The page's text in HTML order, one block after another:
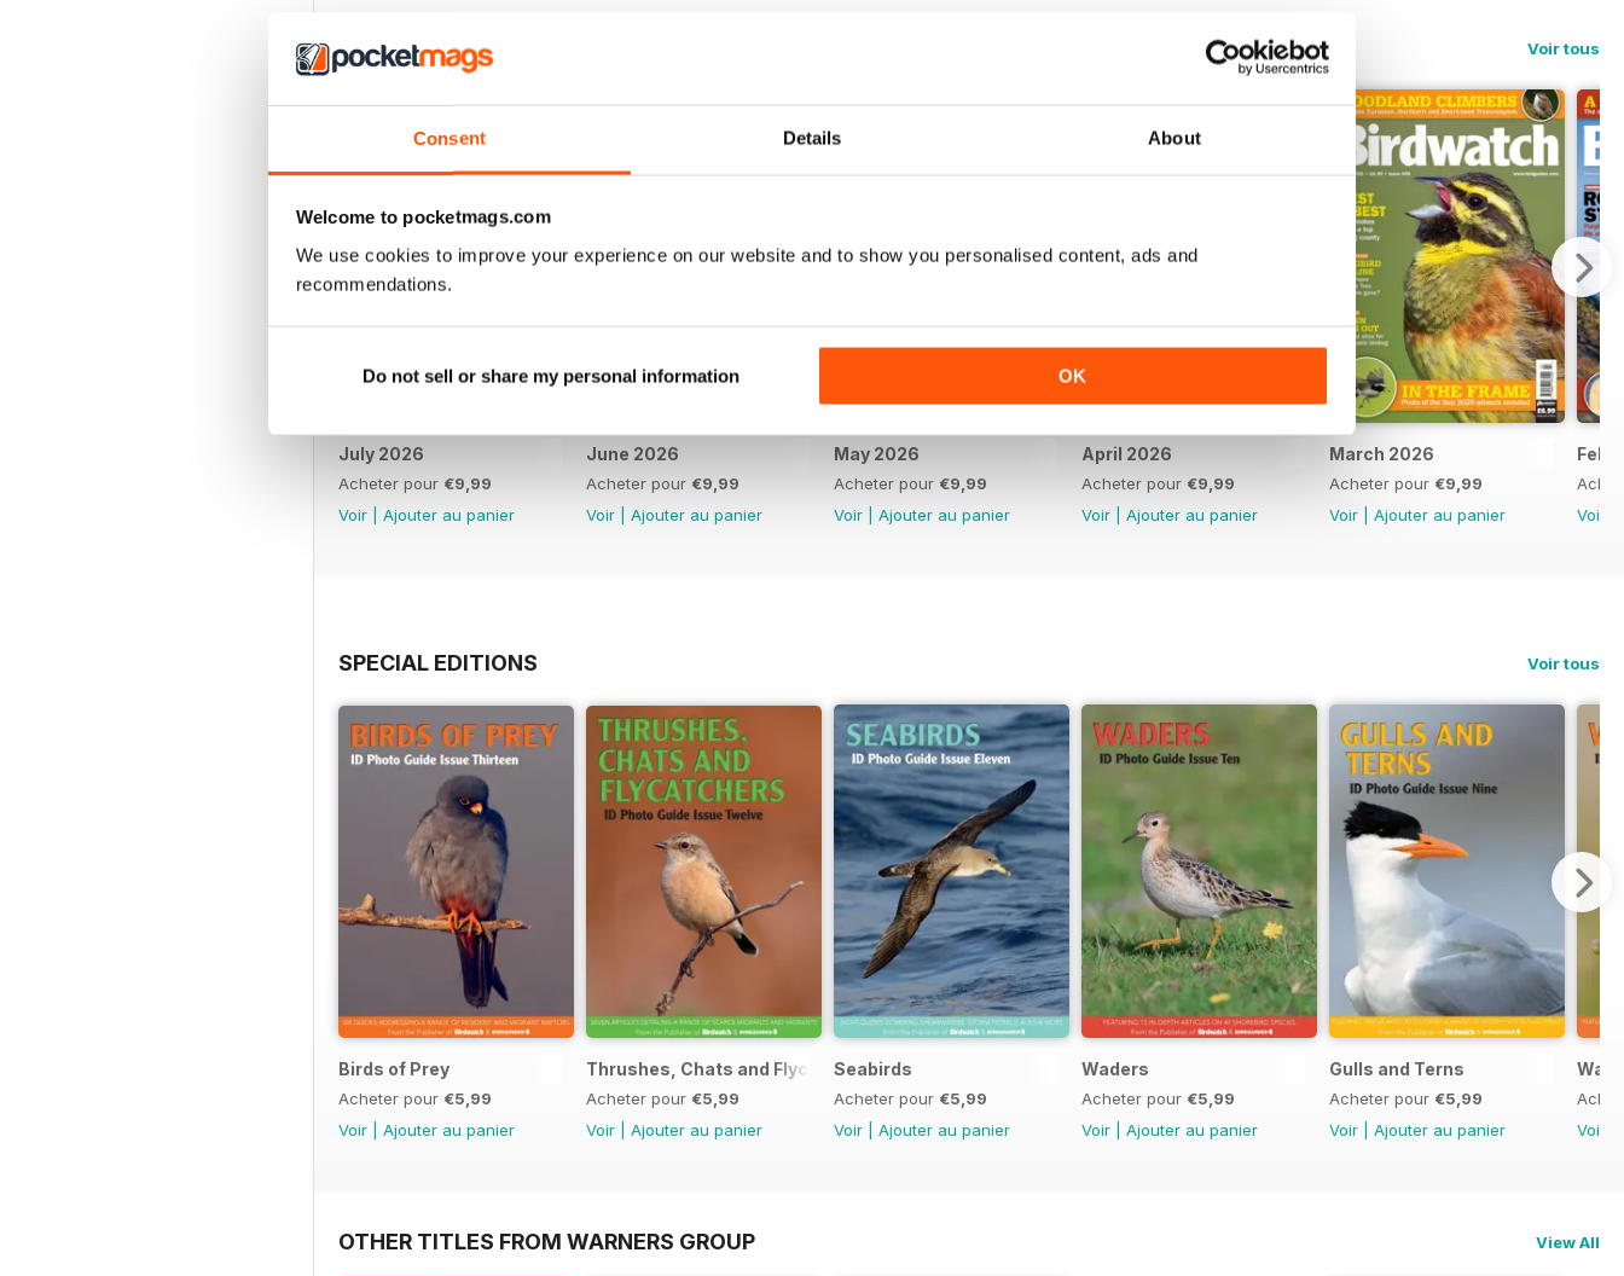
Consent Details About
Welcome to pocketmags.com
We use cookies to improve your experience on our website and to show you personalised content, ads and
recommendations.
Do not sell or share my personal information OK
ÉDITIONS PRÉCÉDENTES Voir tous
July 2026
Acheter pour €9,99
Voir
Ajouter au panier
June 2026
Acheter pour €9,99
Voir
Ajouter au panier
May 2026
Acheter pour €9,99
Voir
Ajouter au panier
April 2026
Acheter pour €9,99
Voir
Ajouter au panier
March 2026
Acheter pour €9,99
Voir
Ajouter au panier
Voir
SPECIAL EDITIONS Voir tous
Birds of Prey
Acheter pour €5,99
Voir
Ajouter au panier
Thrushes, Chats and Flycatchers
Acheter pour €5,99
Voir
Ajouter au panier
Seabirds
Acheter pour €5,99
Voir
Ajouter au panier
Waders
Acheter pour €5,99
Voir
Ajouter au panier
Gulls and Terns
Acheter pour €5,99
Voir
Ajouter au panier
Voir
OTHER TITLES FROM WARNERS GROUP View All